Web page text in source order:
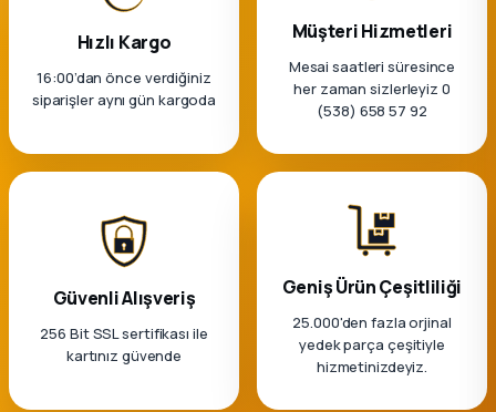
Hızlı Kargo
16:00’dan önce verdiğiniz
siparişler aynı gün kargoda
Müşteri Hizmetleri
Mesai saatleri süresince
her zaman sizlerleyiz 0
(538) 658 57 92
Güvenli Alışveriş
256 Bit SSL sertifikası ile
kartınız güvende
Geniş Ürün Çeşitliliği
25.000'den fazla orjinal
yedek parça çeşitiyle
hizmetinizdeyiz.